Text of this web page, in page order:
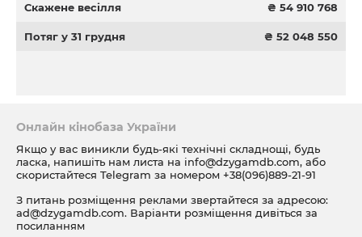
Скажене весілля ₴ 54 910 768
Потяг у 31 грудня ₴ 52 048 550
Онлайн кінобаза України
Якщо у вас виникли будь-які технічні складнощі, будь
ласка, напишіть нам листа на info@dzygamdb.com, або
скористайтеся Telegram за номером +38(096)889-21-91
З питань розміщення реклами звертайтеся за адресою:
ad@dzygamdb.com. Варіанти розміщення дивіться за
посиланням